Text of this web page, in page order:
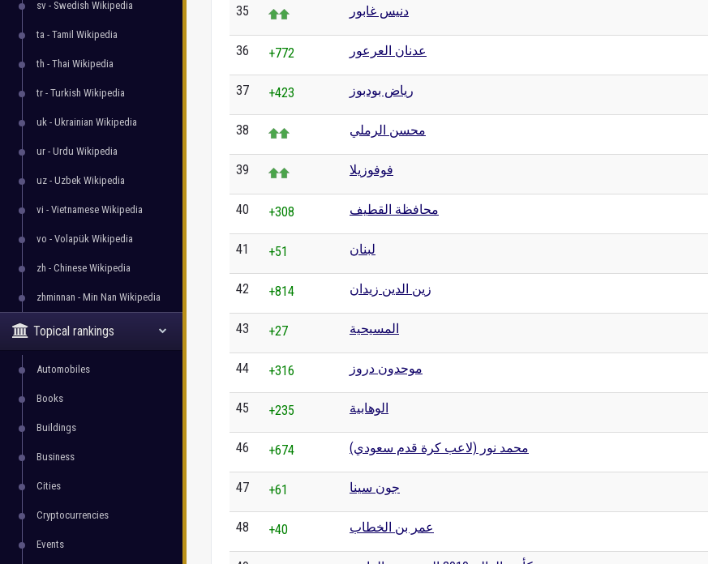
sv - Swedish Wikipedia
ta - Tamil Wikipedia
th - Thai Wikipedia
tr - Turkish Wikipedia
uk - Ukrainian Wikipedia
ur - Urdu Wikipedia
uz - Uzbek Wikipedia
vi - Vietnamese Wikipedia
vo - Volapük Wikipedia
zh - Chinese Wikipedia
zhminnan - Min Nan Wikipedia
Topical rankings
Automobiles
Books
Buildings
Business
Cities
Cryptocurrencies
Events
35 دنيس غابور
36 +772 عدنان العرعور
37 +423 رياض بودبوز
38 محسن الرملي
39 فوفوزيلا
40 +308 محافظة القطيف
41 +51 لبنان
42 +814 زين الدين زيدان
43 +27 المسيحية
44 +316 موحدون دروز
45 +235 الوهابية
46 +674 محمد نور (لاعب كرة قدم سعودي)
47 +61 جون سينا
48 +40 عمر بن الخطاب